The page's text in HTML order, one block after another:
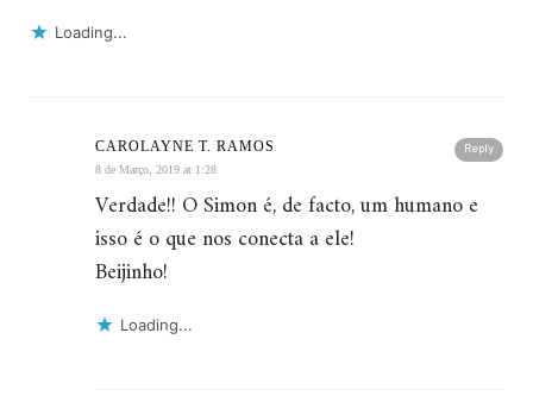
Loading...
Reply
CAROLAYNE T. RAMOS
8 de Março, 2019 at 1:28
Verdade!! O Simon é, de facto, um humano e
isso é o que nos conecta a ele!
Beijinho!
Loading...